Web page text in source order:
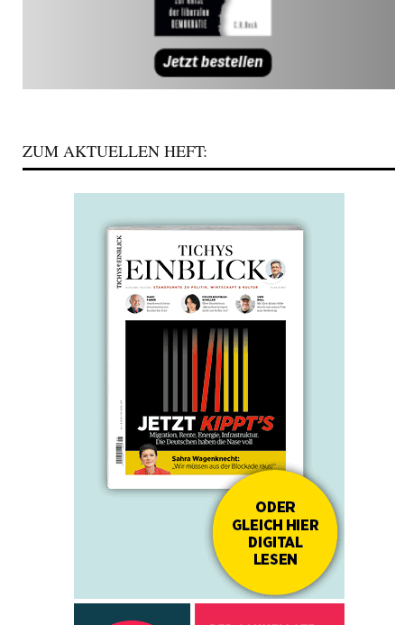
ZUM AKTUELLEN HEFT: